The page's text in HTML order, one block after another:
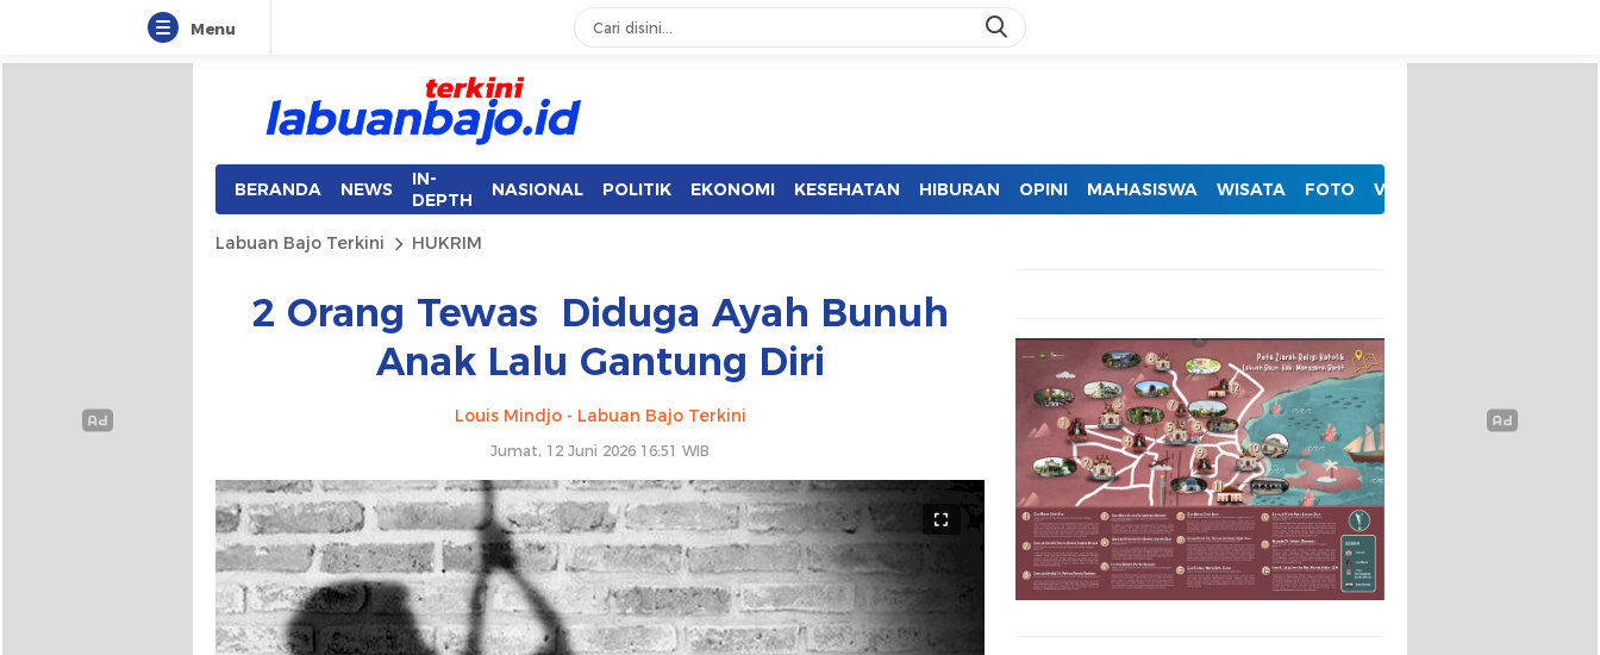
Menu
Labuan Bajo Terkini
Aktual & Berimbang
BERANDA NEWS
IN-
DEPTH
NASIONAL POLITIK EKONOMI KESEHATAN HIBURAN OPINI MAHASISWA WISATA FOTO VIDEO
Labuan Bajo Terkini HUKRIM
2 Orang Tewas Diduga Ayah Bunuh
Anak Lalu Gantung Diri
Louis Mindjo - Labuan Bajo Terkini
Jumat, 12 Juni 2026 16:51 WIB